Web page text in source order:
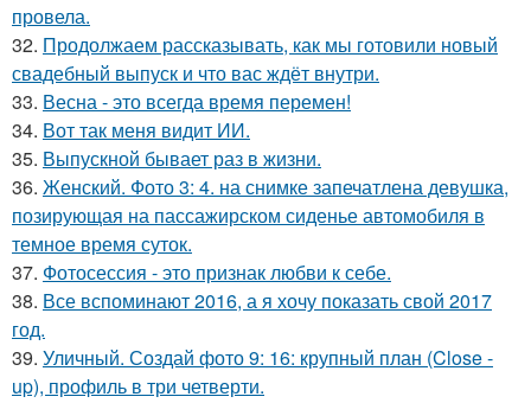
провела.
32. Продолжаем рассказывать, как мы готовили новый
свадебный выпуск и что вас ждёт внутри.
33. Весна - это всегда время перемен!
34. Вот так меня видит ИИ.
35. Выпускной бывает раз в жизни.
36. Женский. Фото 3: 4. на снимке запечатлена девушка,
позирующая на пассажирском сиденье автомобиля в
темное время суток.
37. Фотосессия - это признак любви к себе.
38. Все вспоминают 2016, а я хочу показать свой 2017
год.
39. Уличный. Создай фото 9: 16: крупный план (Close -
up), профиль в три четверти.